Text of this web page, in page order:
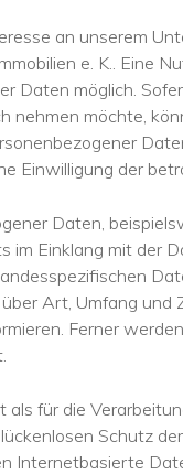
an unserem
e. K.. Eine
Daten möglich.
nehmen möchte,
Einwilligung der
Daten,
im Einklang mit der
Art, Umfang
Ferner
als für die
Schutz
Internetbasierte